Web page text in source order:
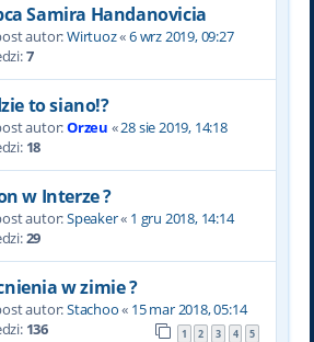
Samira Handanovicia
autor:Wirtuoz«6 wrz 2019, 09:27
7
to siano!?
autor:Orzeu «28 sie 2019, 14:18
18
w Interze ?
autor:Speaker« 1 gru 2018, 14:14
29
w zimie ?
autor:Stachoo« 15 mar 2018, 05:14
136 1 2 3 4 5